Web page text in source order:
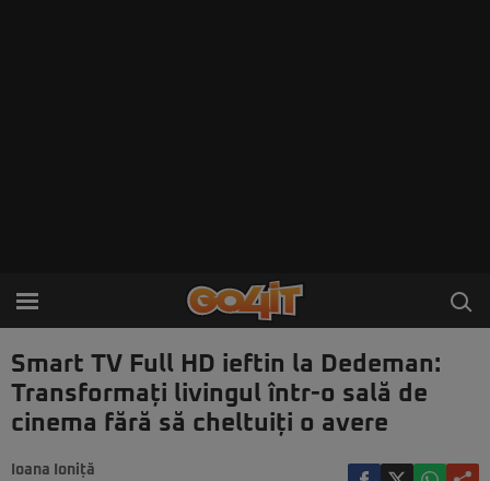
Smart TV Full HD ieftin la Dedeman:
Transformați livingul într-o sală de
cinema fără să cheltuiți o avere
Ioana Ioniță